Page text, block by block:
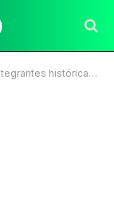
con show en Club Amanda